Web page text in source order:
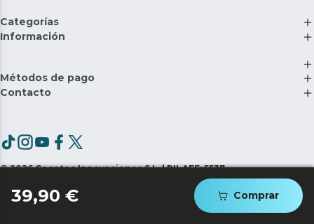
39,90 € Comprar
Categorías
Información
Métodos de pago
Contacto
©2026 Cecotec Innovaciones S.L. | RII-AEE: 5537